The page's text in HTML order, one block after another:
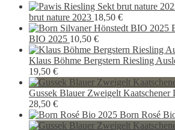
brut nature 2023 18,50 €
BIO 2025 10,50 €
Klaus Böhme Bergstern Riesling
19,50 €
Gussek Blauer Zweigelt Kaatschener
28,50 €
Born Rosé